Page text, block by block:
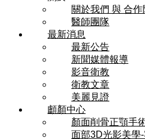
關於我們 與 合作
醫師團隊
最新消息
最新公告
新聞媒體報導
影音衛教
衛教文章
美麗見證
顱顏中心
顏面削骨正顎手
面部3D光影美學